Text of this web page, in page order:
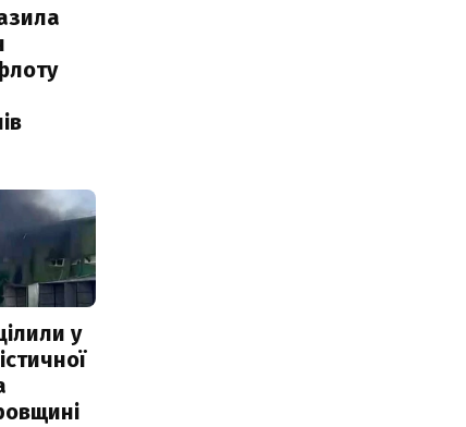
у